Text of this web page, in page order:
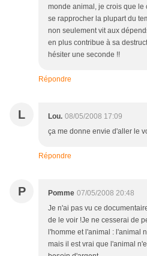
monde animal, je crois que le
se rapprocher la plupart du
non seulement vit aux
en plus contribue à sa
hésiter une seconde !!
Répondre
L Lou. 08/05/2008 17:09
ça me donne envie d'aller le
Répondre
P Pomme 07/05/2008 20:48
Je n'ai pas vu ce
de le voir !Je ne cesserai de
l'homme et l'animal : l'animal
mais il est vrai que l'animal